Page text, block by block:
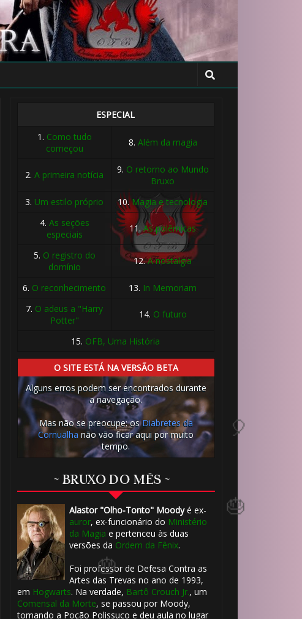
ESPECIAL
1. Como tudo
começou
8. Além da magia
2.A primeira notícia 9. O retorno ao Mundo
Bruxo
3. Um estilo próprio 10.Magia e tecnologia
4. As seções
especiais
11.As polêmicas
5. O registro do
domínio
12.A nostalgia
6. O reconhecimento 13. In Memoriam
7. O adeus a "Harry
Potter"
14. O futuro
15. OFB, Uma História
O SITE ESTÁ NA VERSÃO BETA
Alguns erros podem ser encontrados durante
a navegação.
Mas não se preocupe: osDiabretes da
Cornualha não vão ficar aqui por muito
tempo.
~ BRUXO DO MÊS ~
Alastor "Olho-Tonto" Moodyé ex-
auror, ex-funcionário do Ministério
da Magia e pertenceu às duas
versões da Ordem da Fênix.
Foi professor de Defesa Contra as
Artes das Trevas no ano de 1993,
em Hogwarts. Na verdade, Bartô Crouch Jr., um
Comensal da Morte, se passou por Moody,
tomando a Poção Polissuco e deu aula no lugar
🎂
🎈
🎈